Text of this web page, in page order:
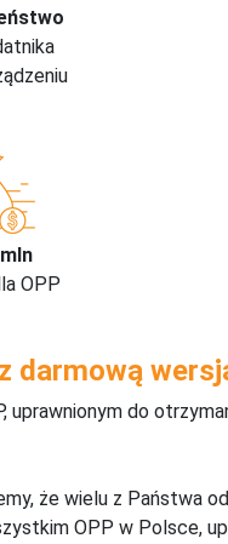
OPP
darmową
do
że wielu z Państwa
OPP w Polsce,